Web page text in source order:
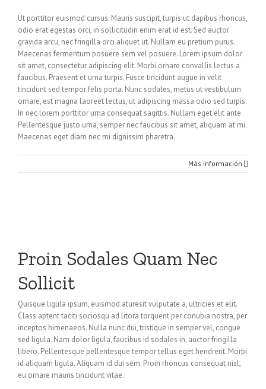
Ut porttitor euismod cursus. Mauris suscipit, turpis ut dapibus rhoncus,
odio erat egestas orci, in sollicitudin enim erat id est. Sed auctor
gravida arcu, nec fringilla orci aliquet ut. Nullam eu pretium purus.
Maecenas fermentum posuere sem vel posuere. Lorem ipsum dolor
sit amet, consectetur adipiscing elit. Morbi ornare convallis lectus a
faucibus. Praesent et urna turpis. Fusce tincidunt augue in velit
tincidunt sed tempor felis porta. Nunc sodales, metus ut vestibulum
ornare, est magna laoreet lectus, ut adipiscing massa odio sed turpis.
In nec lorem porttitor urna consequat sagittis. Nullam eget elit ante.
Pellentesque justo urna, semper nec faucibus sit amet, aliquam at mi.
Maecenas eget diam nec mi dignissim pharetra.
Más información
Proin Sodales Quam Nec
Sollicit
Quisque ligula ipsum, euismod aturesit vulputate a, ultricies et elit.
Class aptent taciti sociosqu ad litora torquent per conubia nostra, per
inceptos himenaeos. Nulla nunc dui, tristique in semper vel, congue
sed ligula. Nam dolor ligula, faucibus id sodales in, auctor fringilla
libero. Pellentesque pellentesque tempor tellus eget hendrerit. Morbi
id aliquam ligula. Aliquam id dui sem. Proin rhoncus consequat nisl,
eu ornare mauris tincidunt vitae.